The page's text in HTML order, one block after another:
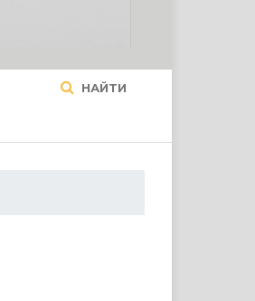
НАЙТИ